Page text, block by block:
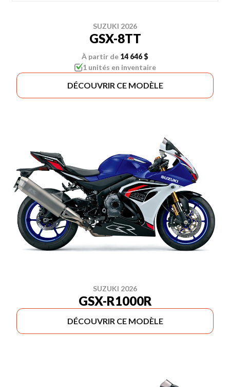
SUZUKI 2026
GSX-8TT
À partir de 14 646 $
1 unités en inventaire
DÉCOUVRIR CE MODÈLE
SUZUKI 2026
GSX-R1000R
DÉCOUVRIR CE MODÈLE